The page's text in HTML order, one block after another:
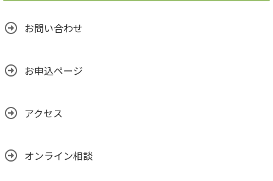
お問い合わせ
お申込ページ
アクセス
オンライン相談